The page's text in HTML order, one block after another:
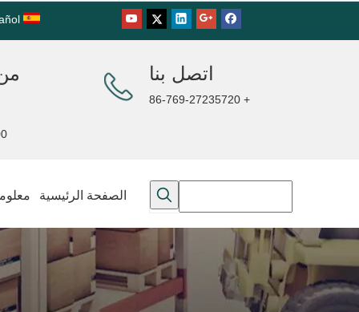
اتصل بنا
+ 86-769-27235720
الصفحة الرئيسية